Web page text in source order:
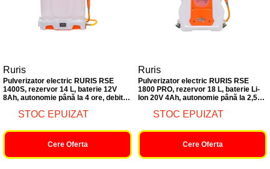
Ruris
Pulverizator electric RURIS RSE
1400S, rezervor 14 L, baterie 12V
8Ah, autonomie până la 4 ore, debit
lance telescopică metalică, display
STOC EPUIZAT
Cere Oferta
Ruris
Pulverizator electric RURIS RSE
1800 PRO, rezervor 18 L, baterie Li-
Ion 20V 4Ah, autonomie până la 2,5
(6 bari), lance telescopică metalică,
STOC EPUIZAT
Cere Oferta